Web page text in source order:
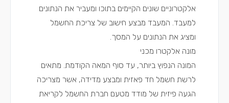
אלקטרוניים שונים הקיימים בתוכו ומעביר את הנתונים
למעבד. המעבד מבצע חישוב של צריכת החשמל
ומציג את הנתונים על המסך.
מונה אלקטרו מכני
המונה הנפוץ ביותר, עד סוף המאה הקודמת. מתאים
לרשת חשמל חד פאזית ומבצע מדידה, אשר מצריכה
הגעה פיזית של מודד מטעם חברת החשמל לקריאת